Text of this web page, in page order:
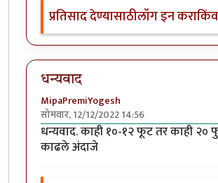
प्रतिसाद देण्यासाठीलॉग इन करा
धन्यवाद
MipaPremiYogesh
सोमवार, 12/12/2022 14:56
धन्यवाद. काही १०-१२ फूट तर काही २०
काढले अंदाजे